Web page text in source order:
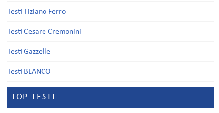
Testi Tiziano Ferro
Testi Cesare Cremonini
Testi Gazzelle
Testi BLANCO
TOP TESTI